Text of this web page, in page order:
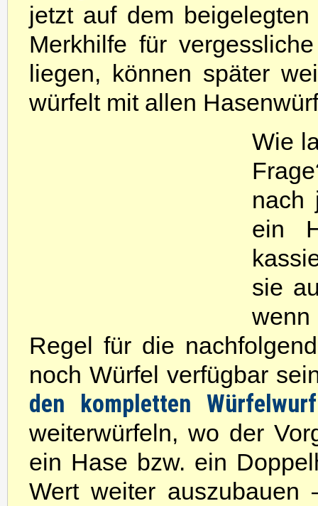
jetzt auf dem
Merkhilfe für
liegen, können später
würfelt mit allen
Wie
nach
ein
sie
wenn
Regel für die
noch Würfel verfügbar
den kompletten
weiterwürfeln, wo der
ein Hase bzw. ein
Wert weiter